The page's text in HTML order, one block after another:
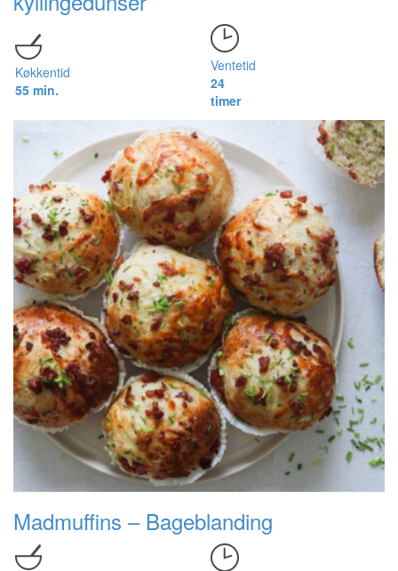
Køkkentid
55 min.
Ventetid
24
timer
Madmuffins – Bageblanding